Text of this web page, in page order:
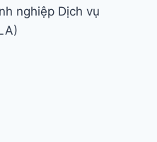
nghiệp Dịch vụ